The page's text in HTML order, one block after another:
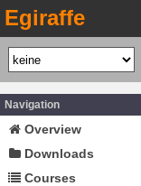
Egiraffe
Navigation
Overview
Downloads
Courses